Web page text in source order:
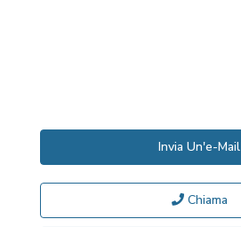
Invia Un'e-Mail
Chiama